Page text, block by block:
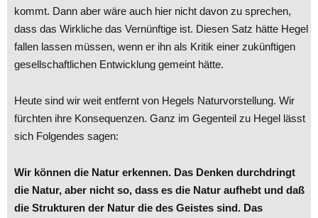
kommt. Dann aber wäre auch hier nicht davon zu sprechen,
dass das Wirkliche das Vernünftige ist. Diesen Satz hätte Hegel
fallen lassen müssen, wenn er ihn als Kritik einer zukünftigen
gesellschaftlichen Entwicklung gemeint hätte.
Heute sind wir weit entfernt von Hegels Naturvorstellung. Wir
fürchten ihre Konsequenzen. Ganz im Gegenteil zu Hegel lässt
sich Folgendes sagen:
Wir können die Natur erkennen. Das Denken durchdringt
die Natur, aber nicht so, dass es die Natur aufhebt und daß
die Strukturen der Natur die des Geistes sind. Das